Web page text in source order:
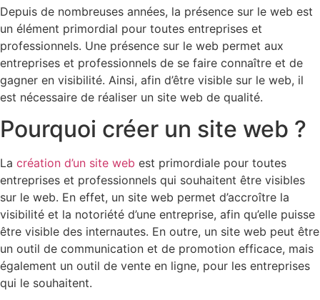
Depuis de nombreuses années, la présence sur le web est
un élément primordial pour toutes entreprises et
professionnels. Une présence sur le web permet aux
entreprises et professionnels de se faire connaître et de
gagner en visibilité. Ainsi, afin d’être visible sur le web, il
est nécessaire de réaliser un site web de qualité.
Pourquoi créer un site web ?
La création d’un site web est primordiale pour toutes
entreprises et professionnels qui souhaitent être visibles
sur le web. En effet, un site web permet d’accroître la
visibilité et la notoriété d’une entreprise, afin qu’elle puisse
être visible des internautes. En outre, un site web peut être
un outil de communication et de promotion efficace, mais
également un outil de vente en ligne, pour les entreprises
qui le souhaitent.